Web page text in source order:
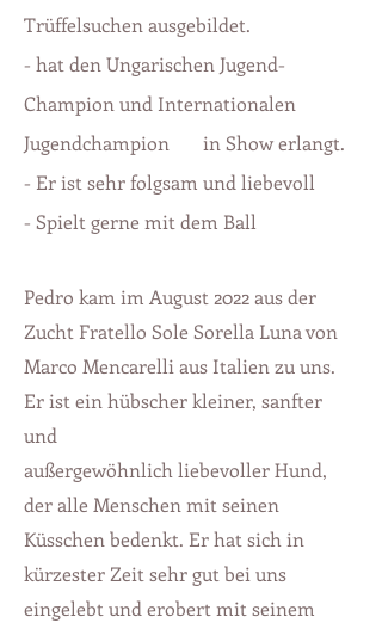
Trüffelsuchen ausgebildet.
- hat den Ungarischen Jugend-
Champion und Internationalen
Jugendchampion in Show erlangt.
- Er ist sehr folgsam und liebevoll
- Spielt gerne mit dem Ball
Pedro kam im August 2022 aus der
Zucht Fratello Sole Sorella Luna von
Marco Mencarelli aus Italien zu uns.
Er ist ein hübscher kleiner, sanfter
und
außergewöhnlich liebevoller Hund,
der alle Menschen mit seinen
Küsschen bedenkt. Erhat sich in
kürzester Zeit sehr gut bei uns
eingelebt und erobert mit seinem